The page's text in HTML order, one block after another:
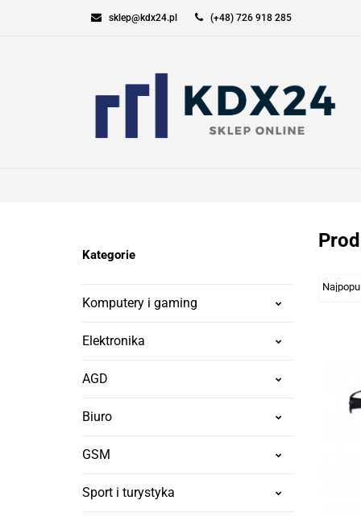
sklep@kdx24.pl (+48) 726 918 285
KOMPUTERY I
Kategorie
Komputery i gaming
Elektronika
AGD
Biuro
GSM
Sport i turystyka